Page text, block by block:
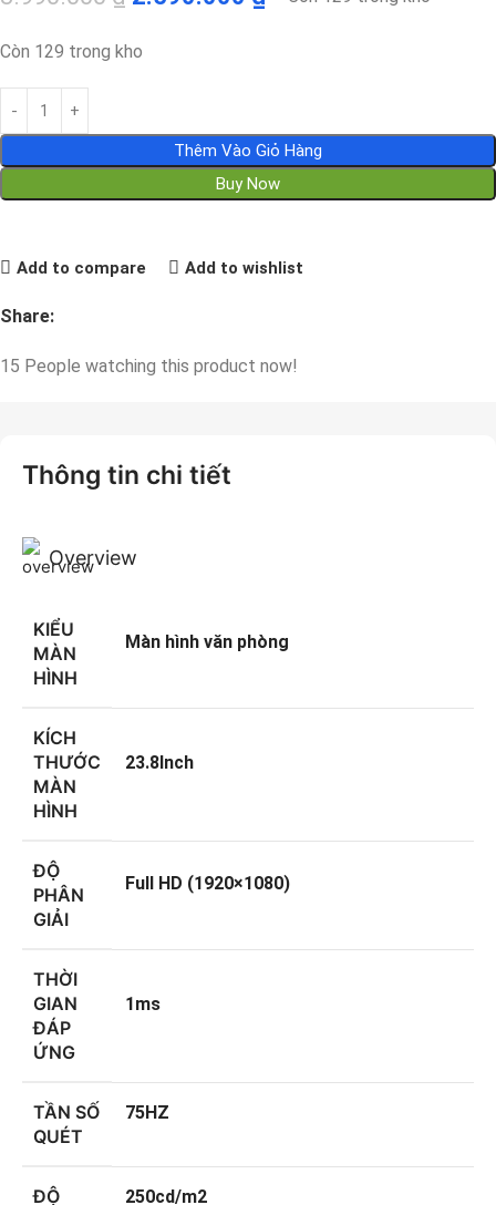
Còn 129 trong kho
Thêm Vào Giỏ Hàng
Buy Now
Add to compare Add to wishlist
Share:
15 People watching this product now!
Thông tin chi tiết
Overview
KIỂU
MÀN
HÌNH
Màn hình văn phòng
KÍCH
THƯỚC
MÀN
HÌNH
23.8Inch
ĐỘ
PHÂN
GIẢI
Full HD (1920×1080)
THỜI
GIAN
ĐÁP
ỨNG
1ms
TẦN SỐ
QUÉT
75HZ
ĐỘ
250cd/m2